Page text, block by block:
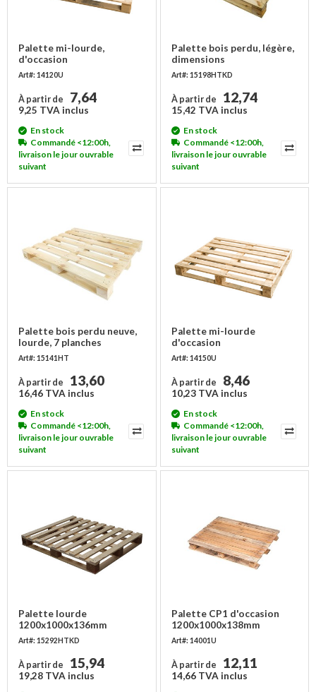
Palette mi-lourde,
d'occasion
1200x1000x146mm
Art#: 14120U
À partir de 7,64
9,25 TVA inclus
En stock
Commandé <12:00h,
livraison le jour ouvrable
suivant
Palette bois perdu, légère,
dimensions
1200x1000x120mm
Art#: 15198HTKD
À partir de 12,74
15,42 TVA inclus
En stock
Commandé <12:00h,
livraison le jour ouvrable
suivant
Palette bois perdu neuve,
lourde, 7 planches
Art#: 15141HT
À partir de 13,60
16,46 TVA inclus
En stock
Commandé <12:00h,
livraison le jour ouvrable
suivant
Palette mi-lourde
d'occasion
1200x1000x146mm
Art#: 14150U
À partir de 8,46
10,23 TVA inclus
En stock
Commandé <12:00h,
livraison le jour ouvrable
suivant
Palette lourde
1200x1000x136mm
Art#: 15292HTKD
À partir de 15,94
19,28 TVA inclus
Palette CP1 d'occasion
1200x1000x138mm
Art#: 14001U
À partir de 12,11
14,66 TVA inclus